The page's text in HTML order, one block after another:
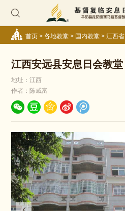
首页> 各地教堂> 国内教堂> 江西省
江西安远县安息日会教堂
地址：江西
作者：陈威富